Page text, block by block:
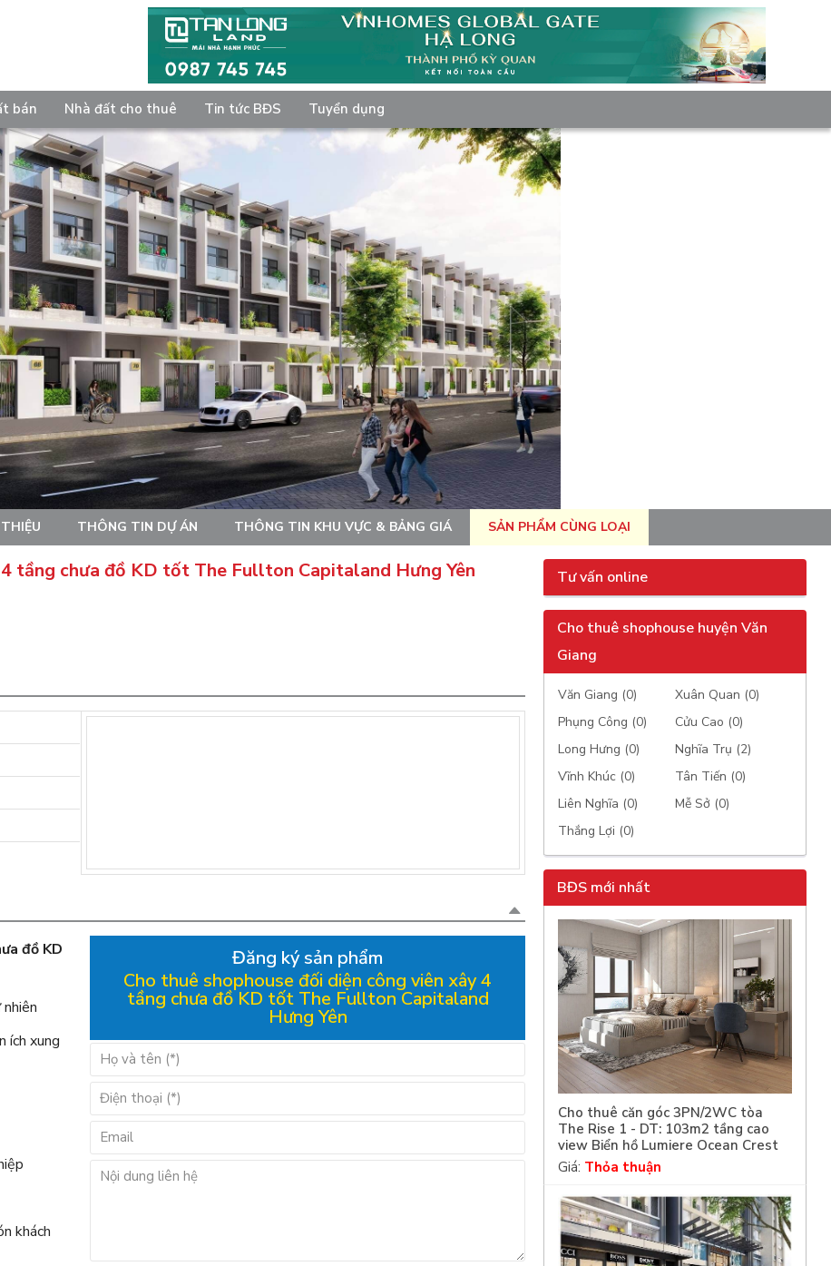
bán Nhà đất cho thuê Tin tức BĐS Tuyển dụng
THÔNG TIN DỰ ÁN THÔNG TIN KHU VỰC & BẢNG GIÁ SẢN PHẨM CÙNG LOẠI
tầng chưa đồ KD tốt The Fullton Capitaland Hưng Yên
đồ KD
ích xung
khách
Đăng ký sản phẩm
Cho thuê shophouse đối diện công viên xây 4
tầng chưa đồ KD tốt The Fullton Capitaland
Hưng Yên
Tư vấn online
Cho thuê shophouse huyện Văn
Giang
Văn Giang (0)
Xuân Quan (0)
Phụng Công (0)
Cửu Cao (0)
Long Hưng (0)
Nghĩa Trụ (2)
Vĩnh Khúc (0)
Tân Tiến (0)
Liên Nghĩa (0)
Mễ Sở (0)
Thắng Lợi (0)
BĐS mới nhất
Cho thuê căn góc 3PN/2WC tòa
The Rise 1 - DT: 103m2 tầng cao
view Biển hồ Lumiere Ocean Crest
Giá: Thỏa thuận